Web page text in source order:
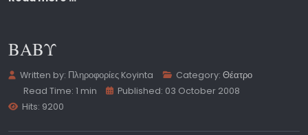
ΒΑΒΥ
Written by: Πληροφορίες Koyinta Category:Θέατρο
Read Time: 1 min
Published: 03 October 2008
Hits: 9200